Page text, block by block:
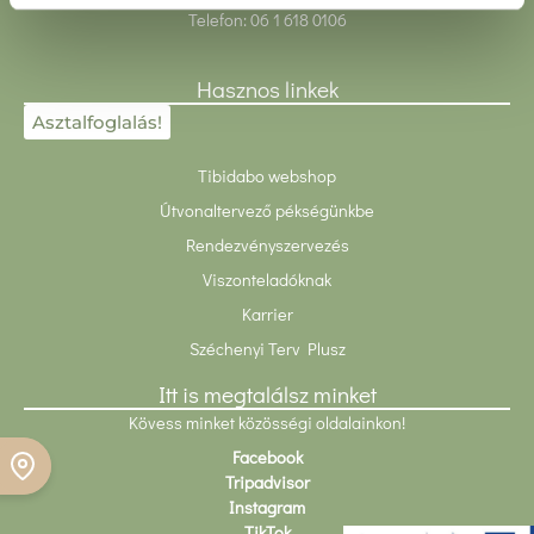
Telefon: 06 1 618 0106
Hasznos linkek
Asztalfoglalás!
Tibidabo webshop
Útvonaltervező pékségünkbe
Rendezvényszervezés
Viszonteladóknak
Karrier
Széchenyi Terv Plusz
Itt is megtalálsz minket
Kövess minket közösségi oldalainkon!
Facebook
Tripadvisor
Instagram